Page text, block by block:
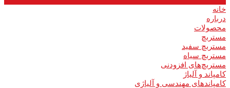
خانه
درباره
محصولات
مستربچ
مستربچ سفید
مستربچ سیاه
مستربچ‌های افزودنی
کامپاند و آلیاژ
کامپاندهای مهندسی و آلیاژی